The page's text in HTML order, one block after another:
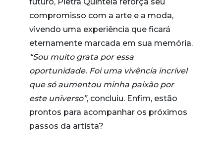
compromisso com a arte e a moda,
vivendo uma experiência que ficará
eternamente marcada em sua memória.
“Sou muito grata por essa
oportunidade. Foi uma vivência incrível
que só aumentou minha paixão por
este universo”, concluiu. Enfim, estão
prontos para acompanhar os próximos
passos da artista?